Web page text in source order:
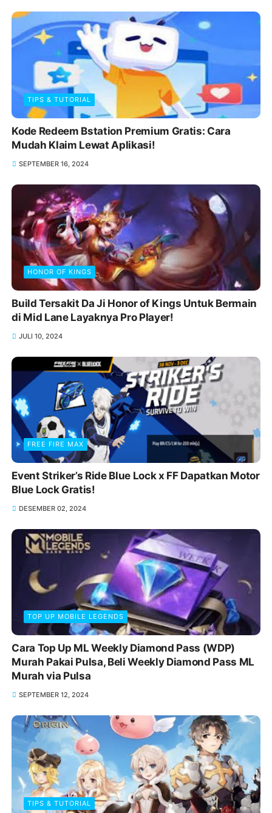
TIPS & TUTORIAL
Kode Redeem Bstation Premium Gratis: Cara
Mudah Klaim Lewat Aplikasi!
SEPTEMBER 16, 2024
HONOR OF KINGS
Build Tersakit Da Ji Honor of Kings Untuk Bermain
di Mid Lane Layaknya Pro Player!
JULI 10, 2024
FREE FIRE MAX
Event Striker’s Ride Blue Lock x FF Dapatkan Motor
Blue Lock Gratis!
DESEMBER 02, 2024
TOP UP MOBILE LEGENDS
Cara Top Up ML Weekly Diamond Pass (WDP)
Murah Pakai Pulsa, Beli Weekly Diamond Pass ML
Murah via Pulsa
SEPTEMBER 12, 2024
TIPS & TUTORIAL